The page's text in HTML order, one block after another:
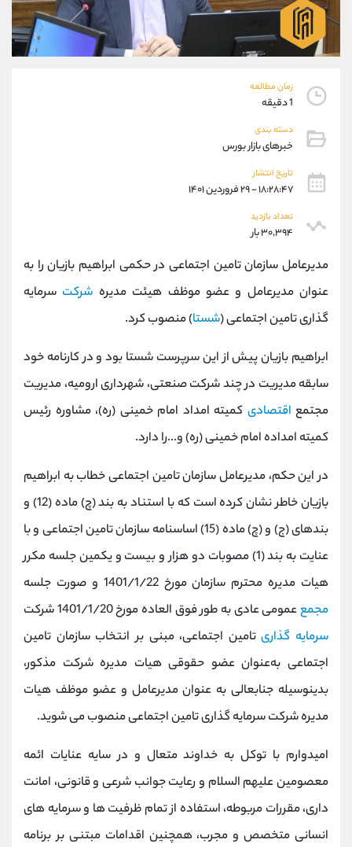
زمان مطالعه
1 دقیقه
دسته بندی
خبرهای بازار بورس
تاریخ انتشار
۱۸:۲۸:۴۷ - ۲۹ فروردین ۱۴۰۱
تعداد بازدید
۳۰,۳۹۴ بار
مدیرعامل سازمان تامین اجتماعی در حکمی ابراهیم بازیان را به
عنوان مدیرعامل و عضو موظف هیئت مدیره شرکت سرمایه
گذاری تامین اجتماعی (شستا) منصوب کرد.
ابراهیم بازیان پیش از این سرپرست شستا بود و در کارنامه خود
سابقه مدیریت در چند شرکت صنعتی، شهرداری ارومیه، مدیریت
مجتمع اقتصادی کمیته امداد امام خمینی (ره)، مشاوره رئیس
کمیته امداده امام خمینی (ره) و...را دارد.
در این حکم، مدیرعامل سازمان تامین اجتماعی خطاب به ابراهیم
بازیان خاطر نشان کرده است که با استناد به بند (چ) ماده (12) و
بندهای (ج) و (چ) ماده (15) اساسنامه سازمان تامین اجتماعی و با
عنایت به بند (1) مصوبات دو هزار و بیست و یکمین جلسه مکرر
هیات مدیره محترم سازمان مورخ 1401/1/22 و صورت جلسه
مجمععمومی عادی به طور فوق العاده مورخ 1401/1/20 شرکت
سرمایه گذاریتامین اجتماعی، مبنی بر انتخاب سازمان تامین
اجتماعی به‌عنوان عضو حقوقی هیات مدیره شرکت مذکور،
بدینوسیله جنابعالی به عنوان مدیرعامل و عضو موظف هیات
مدیره شرکت سرمایه گذاری تامین اجتماعی منصوب می شوید.
امیدوارم با توکل به خداوند متعال و در سایه عنایات ائمه
معصومین علیهم السلام و رعایت جوانب شرعی و قانونی، امانت
داری، مقررات مربوطه، استفاده از تمام ظرفیت ها و سرمایه های
انسانی متخصص و مجرب، همچنین اقدامات مبتنی بر برنامه
09101364784
واتساپ شروع گفتگو
تلگرام @Armteam_admin_104
پشتیبان فروش
موبایل
واتساپ
تلگرام
داخلی
اطلاعات تماس (دفتر فروش)
021-22021030
بدون پیش شماره 90001030
اینستاگرام
کانال بله @alirezamehrabi_official